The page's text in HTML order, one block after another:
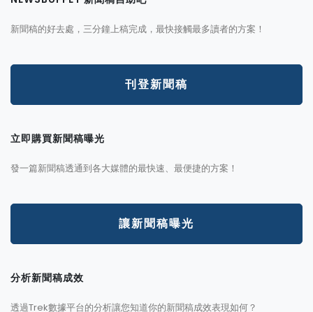
新聞稿的好去處，三分鐘上稿完成，最快接觸最多讀者的方案！
刊登新聞稿
立即購買新聞稿曝光
發一篇新聞稿透通到各大媒體的最快速、最便捷的方案！
讓新聞稿曝光
分析新聞稿成效
透過Trek數據平台的分析讓您知道你的新聞稿成效表現如何？